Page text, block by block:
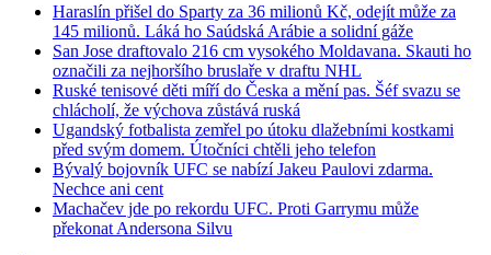
Haraslín přišel do Sparty za 36 milionů Kč, odejít může za
145 milionů. Láká ho Saúdská Arábie a solidní gáže
San Jose draftovalo 216 cm vysokého Moldavana. Skauti ho
označili za nejhoršího bruslaře v draftu NHL
Ruské tenisové děti míří do Česka a mění pas. Šéf svazu se
chlácholí, že výchova zůstává ruská
Ugandský fotbalista zemřel po útoku dlažebními kostkami
před svým domem. Útočníci chtěli jeho telefon
Bývalý bojovník UFC se nabízí Jakeu Paulovi zdarma.
Nechce ani cent
Machačev jde po rekordu UFC. Proti Garrymu může
překonat Andersona Silvu